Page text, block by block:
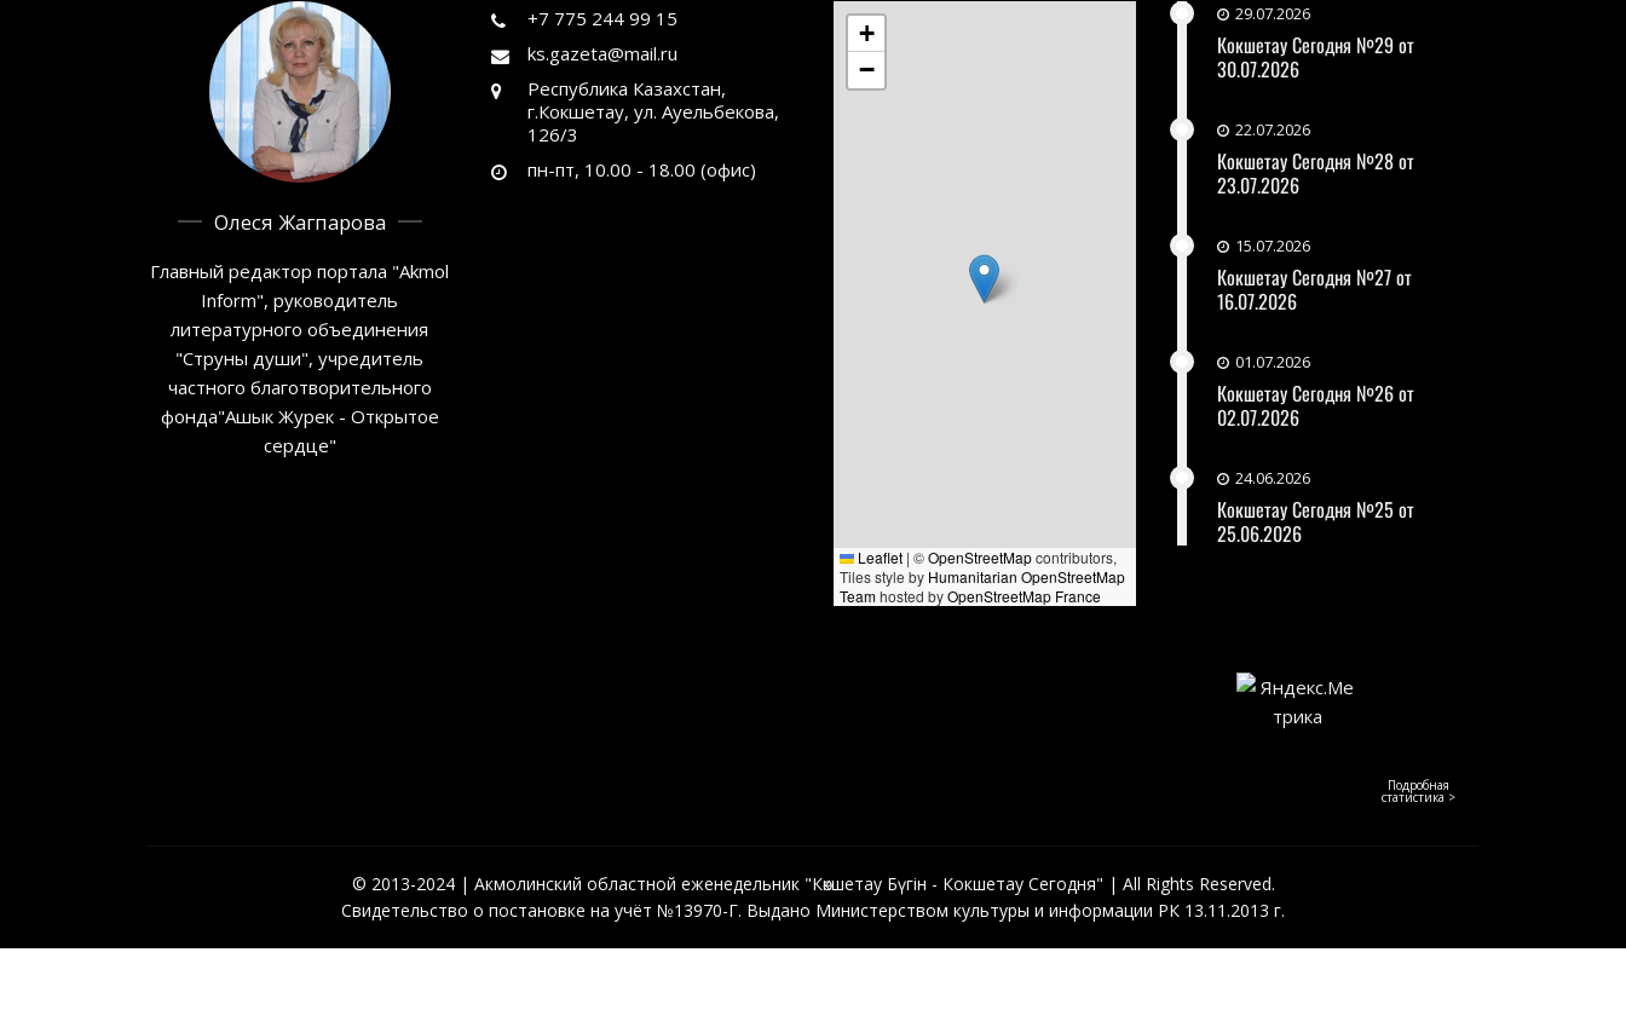
Олеся Жагпарова
Главный редактор портала "Akmol
Inform", руководитель
литературного объединения
"Струны души", учредитель
частного благотворительного
фонда"Ашык Журек - Открытое
сердце"
+7 775 244 99 15
ks.gazeta@mail.ru
Республика Казахстан,
г.Кокшетау, ул. Ауельбекова,
126/3
пн-пт, 10.00 - 18.00 (офис)
+
−
Leaflet | ©OpenStreetMapcontributors,
Tiles style by Humanitarian OpenStreetMap
Teamhosted byOpenStreetMap France
29.07.2026
Кокшетау Сегодня №29 от
30.07.2026
22.07.2026
Кокшетау Сегодня №28 от
23.07.2026
15.07.2026
Кокшетау Сегодня №27 от
16.07.2026
01.07.2026
Кокшетау Сегодня №26 от
02.07.2026
24.06.2026
Кокшетау Сегодня №25 от
25.06.2026
Подробная
статистика >
© 2013-2024 | Акмолинский областной еженедельник "Көкшетау Бүгін - Кокшетау Сегодня" | All Rights Reserved.
Свидетельство о постановке на учёт №13970-Г. Выдано Министерством культуры и информации РК 13.11.2013 г.